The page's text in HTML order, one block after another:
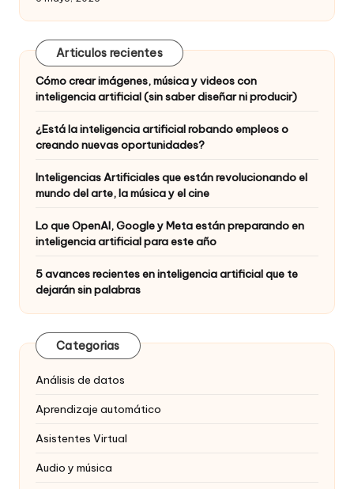
Articulos recientes
Cómo crear imágenes, música y videos con
inteligencia artificial (sin saber diseñar ni producir)
¿Está la inteligencia artificial robando empleos o
creando nuevas oportunidades?
Inteligencias Artificiales que están revolucionando el
mundo del arte, la música y el cine
Lo que OpenAI, Google y Meta están preparando en
inteligencia artificial para este año
5 avances recientes en inteligencia artificial que te
dejarán sin palabras
Categorias
Análisis de datos
Aprendizaje automático
Asistentes Virtual
Audio y música